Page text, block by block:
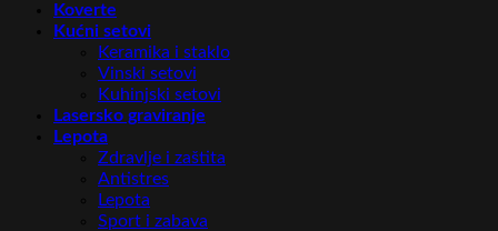
Koverte
Kućni setovi
Keramika i staklo
Vinski setovi
Kuhinjski setovi
Lasersko graviranje
Lepota
Zdravlje i zaštita
Antistres
Lepota
Sport i zabava